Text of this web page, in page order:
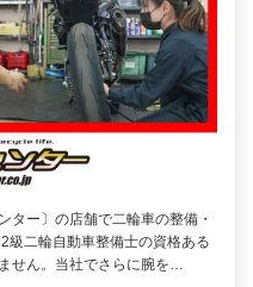
ター〕の店舗で二輪車の整備・
級二輪自動車整備士の資格ある
せん。当社でさらに腕を…